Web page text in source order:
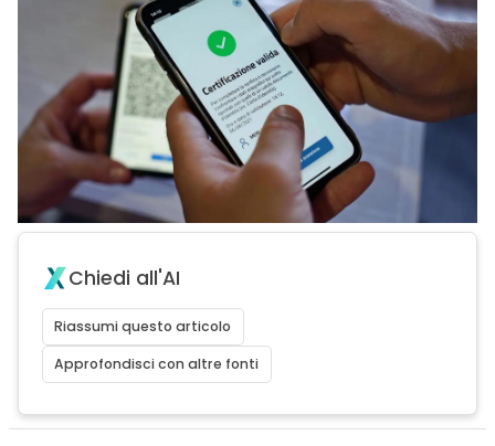
Chiedi all'AI
Riassumi questo articolo
Approfondisci con altre fonti